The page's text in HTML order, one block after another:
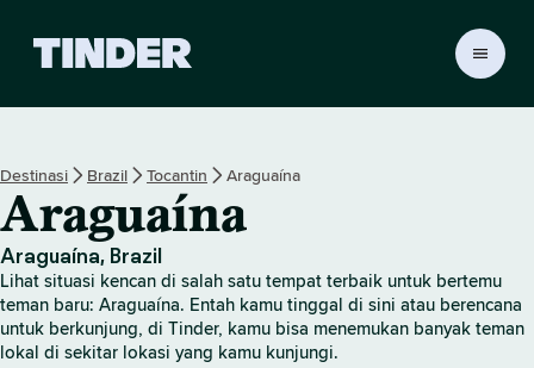
d
a
T
n
d
e
r
Destinasi Brazil Tocantin Araguaína
Araguaína
Araguaína, Brazil
Lihat situasi kencan di salah satu tempat terbaik untuk bertemu
teman baru: Araguaína. Entah kamu tinggal di sini atau berencana
untuk berkunjung, di Tinder, kamu bisa menemukan banyak teman
lokal di sekitar lokasi yang kamu kunjungi.